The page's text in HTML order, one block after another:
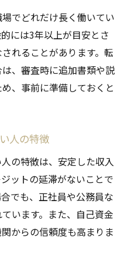
でどれだけ長く働いてい
には3年以上が目安とさ
れることがあります。転
、審査時に追加書類や説
、事前に準備しておくと
人の特徴
の特徴は、安定した収入
ットの延滞がないことで
でも、正社員や公務員な
います。また、自己資金
からの信頼度も高まりま